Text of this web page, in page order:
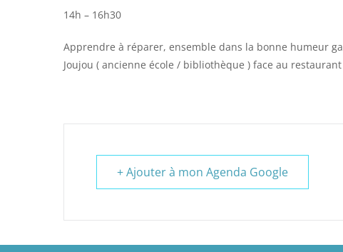
14h – 16h30
Apprendre à réparer, ensemble dans la bonne humeur
Joujou ( ancienne école / bibliothèque ) face au restaurant
+ Ajouter à mon Agenda Google